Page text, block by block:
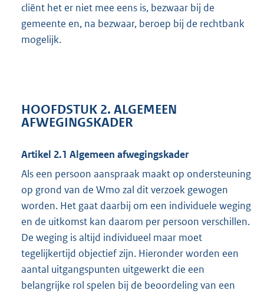
cliënt het er niet mee eens is, bezwaar bij de
gemeente en, na bezwaar, beroep bij de rechtbank
mogelijk.
HOOFDSTUK 2. ALGEMEEN
AFWEGINGSKADER
Artikel 2.1 Algemeen afwegingskader
Als een persoon aanspraak maakt op ondersteuning
op grond van de Wmo zal dit verzoek gewogen
worden. Het gaat daarbij om een individuele weging
en de uitkomst kan daarom per persoon verschillen.
De weging is altijd individueel maar moet
tegelijkertijd objectief zijn. Hieronder worden een
aantal uitgangspunten uitgewerkt die een
belangrijke rol spelen bij de beoordeling van een